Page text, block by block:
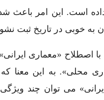
است. این امر باعث شده
به خوبی در تاریخ ثبت نشود.
اصطلاح «معماری ایرانی»
محلی». به این معنا که
می توان چند ویژگی